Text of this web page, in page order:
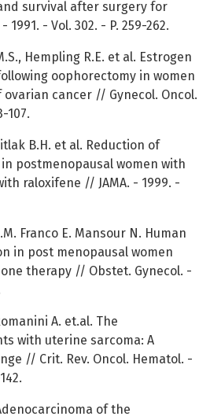
survival after surgery for
- Vol. 302. - P. 259-262.
Hempling R.E. et al. Estrogen
oophorectomy in women
cancer // Gynecol. Oncol.
107.
B.H. et al. Reduction of
postmenopausal women with
raloxifene // JAMA. - 1999. -
Franco E. Mansour N. Human
in post menopausal women
therapy // Obstet. Gynecol. -
A. et.al. The
with uterine sarcoma: A
// Crit. Rev. Oncol. Hematol. -
of the